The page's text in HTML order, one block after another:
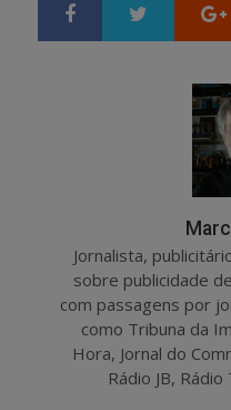
Jornalista,
sobre publicidade
com passagens por
como Tribuna da
Hora, Jornal do
Rádio JB, Rádio